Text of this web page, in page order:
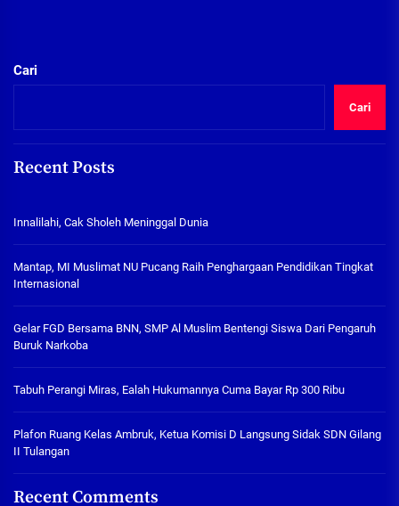
Cari
Cari
Recent Posts
Innalilahi, Cak Sholeh Meninggal Dunia
Mantap, MI Muslimat NU Pucang Raih Penghargaan Pendidikan Tingkat
Internasional
Gelar FGD Bersama BNN, SMP Al Muslim Bentengi Siswa Dari Pengaruh
Buruk Narkoba
Tabuh Perangi Miras, Ealah Hukumannya Cuma Bayar Rp 300 Ribu
Plafon Ruang Kelas Ambruk, Ketua Komisi D Langsung Sidak SDN Gilang
II Tulangan
Recent Comments